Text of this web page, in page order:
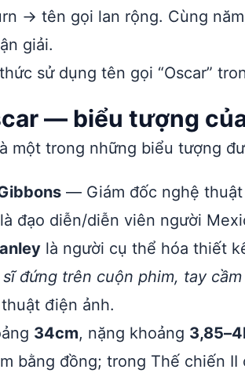
→ tên gọi lan rộng. Cùng
giải.
sử dụng tên gọi “Oscar”
— biểu tượng
một trong những biểu tượng
— Giám đốc nghệ
đạo diễn/diễn viên người
là người cụ thể hóa thiết
đứng trên cuộn phim, tay
điện ảnh.
34cm, nặng khoảng
bằng đồng; trong Thế chiến